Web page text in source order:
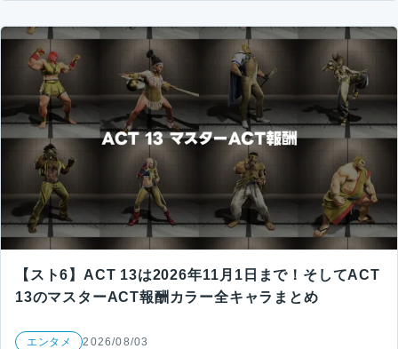
【スト6】ACT 13は2026年11月1日まで！そしてACT
13のマスターACT報酬カラー全キャラまとめ
エンタメ 2026/08/03